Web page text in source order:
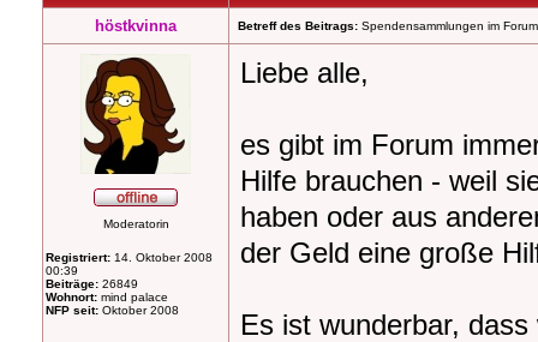
höstkvinna Betreff des Beitrags: Spendensammlungen im Forum
Moderatorin
Registriert: 14. Oktober 2008
00:39
Beiträge: 26849
Wohnort: mind palace
NFP seit: Oktober 2008
Liebe alle,
es gibt im Forum
Hilfe brauchen - weil
haben oder aus
der Geld eine große
Es ist wunderbar,